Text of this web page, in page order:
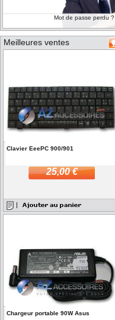
Mot de passe perdu ?
Meilleures ventes
Clavier EeePC 900/901
25,00 €
Chargeur portable 90W Asus